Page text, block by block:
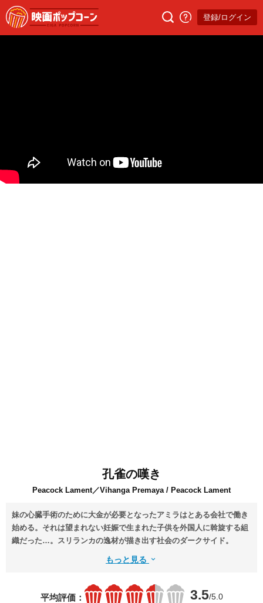
登録/ログイン
孔雀の嘆き
Peacock Lament／Vihanga Premaya / Peacock Lament
妹の心臓手術のために大金が必要となったアミラはとある会社で働き
始める。それは望まれない妊娠で生まれた子供を外国人に斡旋する組
織だった…。スリランカの逸材が描き出す社会のダークサイド。
もっと見る
平均評価： 3.5/5.0